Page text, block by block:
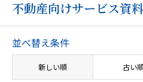
不動産向けサービス資料
並べ替え条件
新しい順 古い